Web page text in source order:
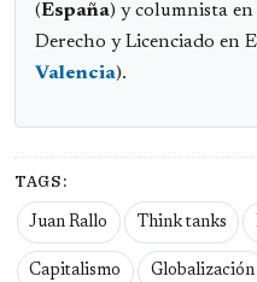
(España) y columnista en
Derecho y Licenciado en
Valencia).
TAGS:
Juan Rallo Think tanks
Capitalismo Globalización